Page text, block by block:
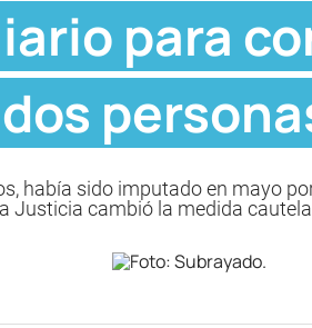
para
había sido imputado en mayo
Justicia cambió la medida